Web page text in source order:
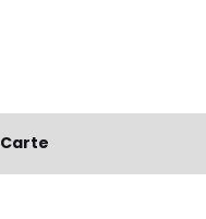
Carte